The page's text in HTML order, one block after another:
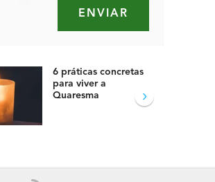
6 práticas concretas
para viver a
Quaresma
›